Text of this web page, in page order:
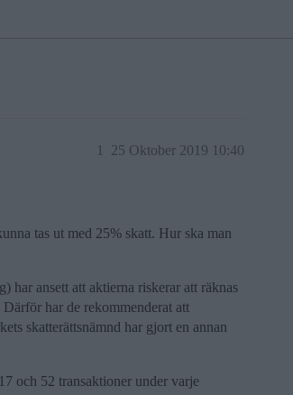
25 Oktober 2019 10:40
1
tas ut med 25% skatt. Hur ska man
har ansett att aktierna riskerar att räknas
har de rekommenderat att
skatterättsnämnd har gjort en annan
och 52 transaktioner under varje